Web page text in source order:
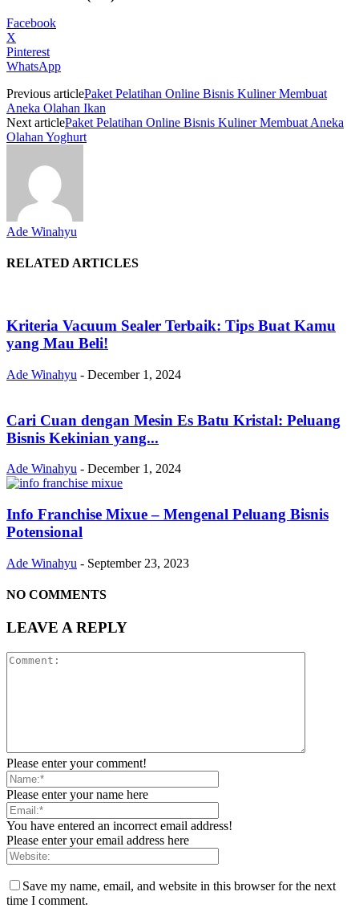
Facebook
X
Pinterest
WhatsApp
Previous articlePaket Pelatihan Online Bisnis Kuliner Membuat
Aneka Olahan Ikan
Next articlePaket Pelatihan Online Bisnis Kuliner Membuat Aneka
Olahan Yoghurt
Ade Winahyu
RELATED ARTICLES
Kriteria Vacuum Sealer Terbaik: Tips Buat Kamu
yang Mau Beli!
Ade Winahyu - December 1, 2024
Cari Cuan dengan Mesin Es Batu Kristal: Peluang
Bisnis Kekinian yang...
Ade Winahyu - December 1, 2024
Info Franchise Mixue – Mengenal Peluang Bisnis
Potensional
Ade Winahyu - September 23, 2023
NO COMMENTS
LEAVE A REPLY
Please enter your comment!
Please enter your name here
You have entered an incorrect email address!
Please enter your email address here
Save my name, email, and website in this browser for the next
time I comment.